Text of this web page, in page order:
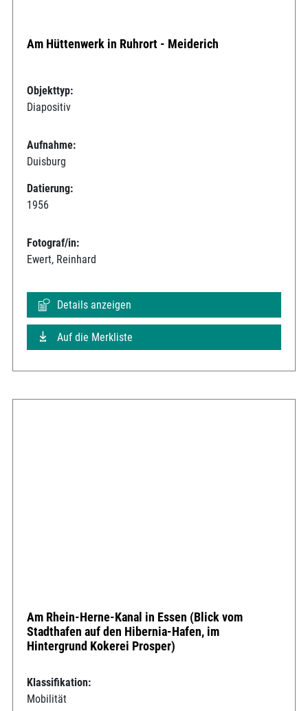
Am Hüttenwerk in Ruhrort - Meiderich
Objekttyp:
Diapositiv
Aufnahme:
Duisburg
Datierung:
1956
Fotograf/in:
Ewert, Reinhard
Details anzeigen
Auf die Merkliste
Am Rhein-Herne-Kanal in Essen (Blick vom
Stadthafen auf den Hibernia-Hafen, im
Hintergrund Kokerei Prosper)
Klassifikation:
Mobilität